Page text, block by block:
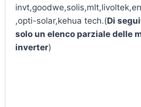
,opti-solar,kehua tech.(Di
solo un elenco parziale delle
inverter)